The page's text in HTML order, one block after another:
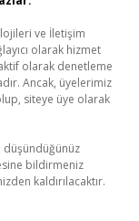
ve İletişim
olarak hizmet
olarak denetleme
Ancak, üyelerimiz
siteye üye olarak
düşündüğünüz
bildirmeniz
kaldırılacaktır.